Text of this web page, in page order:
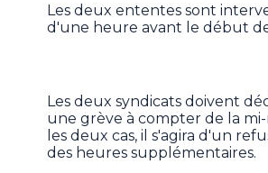
Les deux ententes sont
d'une heure avant le début
Les deux syndicats doivent
une grève à compter de la mi-
les deux cas, il s'agira d'un
des heures supplémentaires.